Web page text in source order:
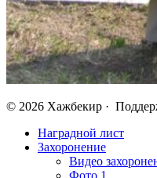
© 2026 Хажбекир ·
Наградной лист
Захоронение
Видео
Фото 1